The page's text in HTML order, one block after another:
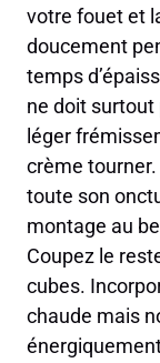
votre fouet et
doucement
temps
ne doit surtout
léger
crème tourner.
toute son
montage au
Coupez le
cubes.
chaude mais